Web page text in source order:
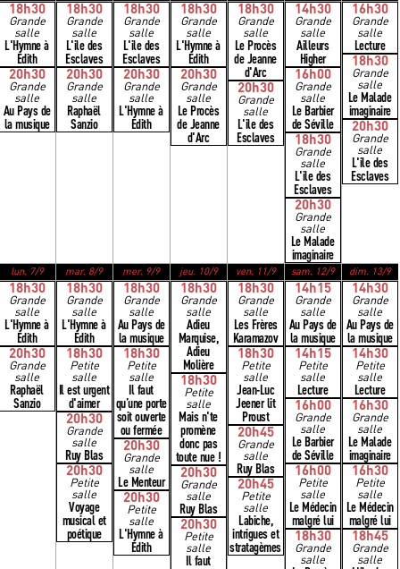
18h30
Grande
salle
L'Hymne à
Édith
20h30
Grande
salle
Au Pays de
la musique
18h30
Grande
salle
L'ile des
Esclaves
20h30
Grande
salle
Raphaël
Sanzio
18h30
Grande
salle
L'ile des
Esclaves
20h30
Grande
salle
L'Hymne à
Édith
18h30
Grande
salle
L'Hymne à
Édith
20h30
Grande
salle
Le Procès
de Jeanne
d'Arc
18h30
Grande
salle
Le Procès
de Jeanne
d'Arc
20h30
Grande
salle
L'ile des
Esclaves
14h30
Grande
salle
Ailleurs
Higher
16h00
Grande
salle
Le Barbier
de Séville
18h30
Grande
salle
L'ile des
Esclaves
20h30
Grande
salle
Le Malade
imaginaire
16h30
Grande
salle
Lecture
18h30
Grande
salle
Le Malade
imaginaire
20h30
Grande
salle
L'ile des
Esclaves
lun. 7/9 mar. 8/9 mer. 9/9 jeu. 10/9 ven. 11/9 sam. 12/9 dim. 13/9
18h30
Grande
salle
L'Hymne à
Édith
20h30
Grande
salle
Raphaël
Sanzio
18h30
Grande
salle
L'Hymne à
Édith
18h30
Petite
salle
Il est urgent
d'aimer
20h30
Grande
salle
Ruy Blas
20h30
Petite
salle
Voyage
musical et
poétique
18h30
Grande
salle
Au Pays de
la musique
18h30
Petite
salle
Il faut
qu’une porte
soit ouverte
ou fermée
20h30
Grande
salle
Le Menteur
20h30
Petite
salle
L'Hymne à
Édith
18h30
Grande
salle
Adieu
Marquise,
Adieu
Molière
18h30
Petite
salle
Mais n'te
promène
donc pas
toute nue !
20h30
Grande
salle
Ruy Blas
20h30
Petite
salle
Il faut
18h30
Grande
salle
Les Frères
Karamazov
18h30
Petite
salle
Jean-Luc
Jeener lit
Proust
20h45
Grande
salle
Ruy Blas
20h45
Petite
salle
Labiche,
intrigues et
stratagèmes
14h15
Grande
salle
Au Pays de
la musique
14h15
Petite
salle
Lecture
16h00
Grande
salle
Le Barbier
de Séville
16h00
Petite
salle
Le Médecin
malgré lui
18h30
Grande
salle
14h30
Grande
salle
Au Pays de
la musique
14h30
Petite
salle
Lecture
16h30
Grande
salle
Le Malade
imaginaire
16h30
Petite
salle
Le Médecin
malgré lui
18h45
Grande
salle